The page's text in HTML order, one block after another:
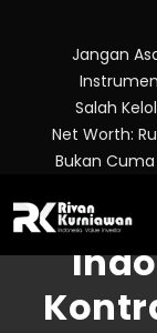
Jangan
Salah
Net Worth:
Bukan